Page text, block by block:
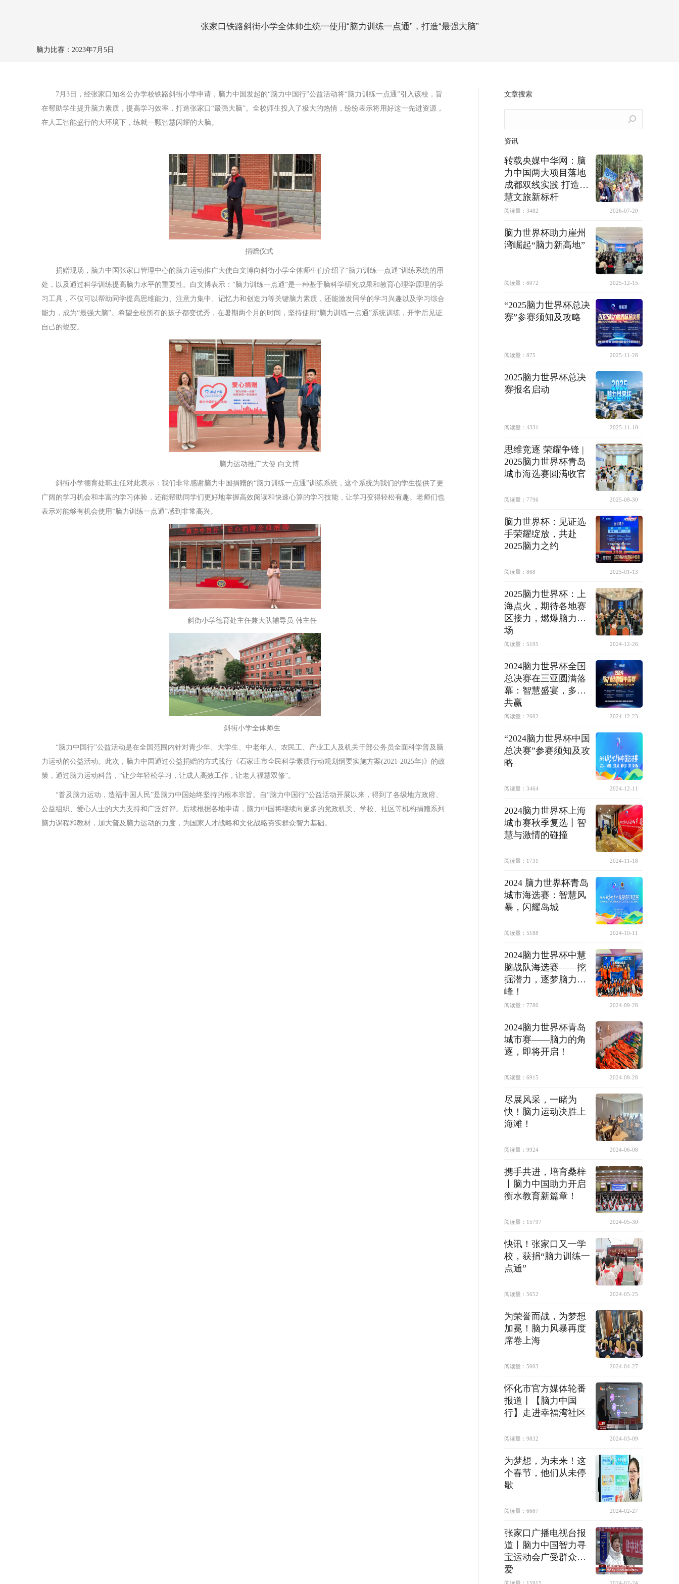
张家口铁路斜街小学全体师生统一使用“脑力训练一点通”，打造“最强大脑”
脑力比赛： 2023年7月5日
7月3日，经张家口知名公办学校铁路斜街小学申请，脑力中国发起的“脑力中国行”公益活动将“脑力训练一点通”引入该校，旨
在帮助学生提升脑力素质，提高学习效率，打造张家口“最强大脑”。全校师生投入了极大的热情，纷纷表示将用好这一先进资源，
在人工智能盛行的大环境下，练就一颗智慧闪耀的大脑。
捐赠仪式
捐赠现场，脑力中国张家口管理中心的脑力运动推广大使白文博向斜街小学全体师生们介绍了“脑力训练一点通”训练系统的用
处，以及通过科学训练提高脑力水平的重要性。白文博表示：“脑力训练一点通”是一种基于脑科学研究成果和教育心理学原理的学
习工具，不仅可以帮助同学提高思维能力、注意力集中、记忆力和创造力等关键脑力素质，还能激发同学的学习兴趣以及学习综合
能力，成为“最强大脑”。希望全校所有的孩子都变优秀，在暑期两个月的时间，坚持使用“脑力训练一点通”系统训练，开学后见证
自己的蜕变。
脑力运动推广大使 白文博
斜街小学德育处韩主任对此表示：我们非常感谢脑力中国捐赠的“脑力训练一点通”训练系统，这个系统为我们的学生提供了更
广阔的学习机会和丰富的学习体验，还能帮助同学们更好地掌握高效阅读和快速心算的学习技能，让学习变得轻松有趣。老师们也
表示对能够有机会使用“脑力训练一点通”感到非常高兴。
斜街小学德育处主任兼大队辅导员 韩主任
斜街小学全体师生
“脑力中国行”公益活动是在全国范围内针对青少年、大学生、中老年人、农民工、产业工人及机关干部公务员全面科学普及脑
力运动的公益活动。此次，脑力中国通过公益捐赠的方式践行《石家庄市全民科学素质行动规划纲要实施方案(2021-2025年)》的政
策，通过脑力运动科普，“让少年轻松学习，让成人高效工作，让老人福慧双修”。
“普及脑力运动，造福中国人民”是脑力中国始终坚持的根本宗旨。自“脑力中国行”公益活动开展以来，得到了各级地方政府、
公益组织、爱心人士的大力支持和广泛好评。后续根据各地申请，脑力中国将继续向更多的党政机关、学校、社区等机构捐赠系列
脑力课程和教材，加大普及脑力运动的力度，为国家人才战略和文化战略夯实群众智力基础。
文章搜索
资讯
转载央媒中华网：脑
力中国两大项目落地
成都双线实践 打造智
慧文旅新标杆
阅读量： 3482 2026-07-20
脑力世界杯助力崖州
湾崛起“脑力新高地”
阅读量： 6072 2025-12-15
“2025脑力世界杯总决
赛”参赛须知及攻略
阅读量： 875 2025-11-28
2025脑力世界杯总决
赛报名启动
阅读量： 4331 2025-11-10
思维竞逐 荣耀争锋 |
2025脑力世界杯青岛
城市海选赛圆满收官
阅读量： 7796 2025-08-30
脑力世界杯：见证选
手荣耀绽放，共赴
2025脑力之约
阅读量： 868 2025-01-13
2025脑力世界杯：上
海点火，期待各地赛
区接力，燃爆脑力赛
场
阅读量： 5195 2024-12-26
2024脑力世界杯全国
总决赛在三亚圆满落
幕：智慧盛宴，多方
共赢
阅读量： 2602 2024-12-23
“2024脑力世界杯中国
总决赛”参赛须知及攻
略
阅读量： 3464 2024-12-11
2024脑力世界杯上海
城市赛秋季复选丨智
慧与激情的碰撞
阅读量： 1731 2024-11-18
2024 脑力世界杯青岛
城市海选赛：智慧风
暴，闪耀岛城
阅读量： 5188 2024-10-11
2024脑力世界杯中慧
脑战队海选赛——挖
掘潜力，逐梦脑力巅
峰！
阅读量： 7780 2024-09-28
2024脑力世界杯青岛
城市赛——脑力的角
逐，即将开启！
阅读量： 6915 2024-09-28
尽展风采，一睹为
快！脑力运动决胜上
海滩！
阅读量： 9924 2024-06-08
携手共进，培育桑梓
丨脑力中国助力开启
衡水教育新篇章！
阅读量： 15797 2024-05-30
快讯！张家口又一学
校，获捐“脑力训练一
点通”
阅读量： 5652 2024-05-25
为荣誉而战，为梦想
加冕！脑力风暴再度
席卷上海
阅读量： 5003 2024-04-27
怀化市官方媒体轮番
报道丨【脑力中国
行】走进幸福湾社区
阅读量： 9832 2024-03-09
为梦想，为未来！这
个春节，他们从未停
歇
阅读量： 6667 2024-02-27
张家口广播电视台报
道丨脑力中国智力寻
宝运动会广受群众喜
爱